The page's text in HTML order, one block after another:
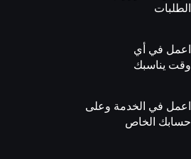
الطلبات
اعمل في أي
وقت يناسبك
اعمل في الخدمة وعلى
حسابك الخاص